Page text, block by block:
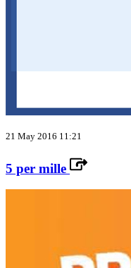
21 May 2016 11:21
5 per mille